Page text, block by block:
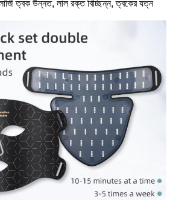
ত্বক উন্নত, লাল রক্ত বিচ্ছিন্ন, ত্বকের যত্ন